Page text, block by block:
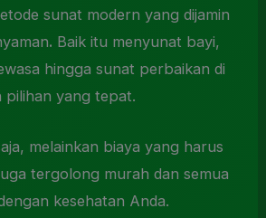
sunat modern yang dijamin
. Baik itu menyunat bayi,
hingga sunat perbaikan di
pilihan yang tepat.
melainkan biaya yang harus
tergolong murah dan semua
kesehatan Anda.